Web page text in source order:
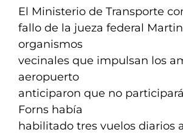
El Ministerio de Transporte
fallo de la jueza federal
organismos
vecinales que impulsan los
aeropuerto
anticiparon que no
Forns había
habilitado tres vuelos diarios